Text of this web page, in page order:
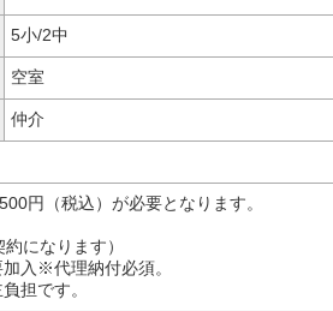
5小/2中
空室
仲介
円（税込）が必要となります。
になります）
入※代理納付必須。
担です。